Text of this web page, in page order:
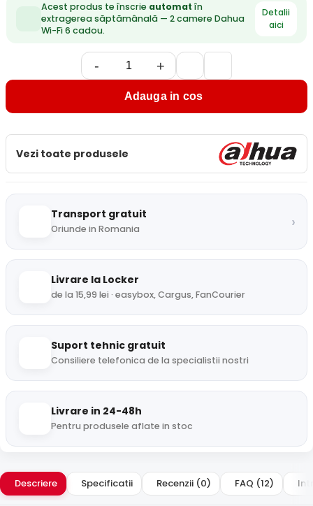
Acest produs te înscrie automat în
extragerea săptămânală — 2 camere Dahua
Wi-Fi 6 cadou.
Detalii
aici
- +
Adauga in cos
Vezi toate produsele
Transport gratuit
Oriunde in Romania ›
Livrare la Locker
de la 15,99 lei · easybox, Cargus, FanCourier
Suport tehnic gratuit
Consiliere telefonica de la specialistii nostri
Livrare in 24-48h
Pentru produsele aflate in stoc
Descriere Specificatii Recenzii (0) FAQ (12)